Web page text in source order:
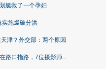
艇救了一个孕妇
实施爆破分洪
津？外交部：两个原因
路口指路，7位摄影师...